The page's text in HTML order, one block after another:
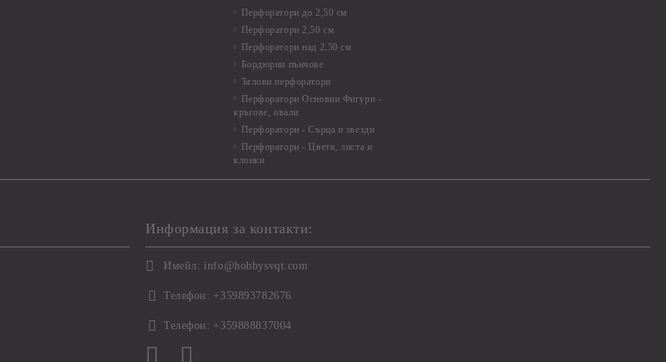
Перфоратори до 2,50 см
Перфоратори 2,50 см
Перфоратори над 2,50 см
Бордюрни пънчове
Ъглови перфоратори
Перфоратори Основни Фигури -
кръгове, овали
Перфоратори - Сърца и звезди
Перфоратори - Цветя, листа и
клонки
Информация за контакти:
Имейл: info@hobbysvqt.com
Телефон: +359893782676
Телефон: +359888837004